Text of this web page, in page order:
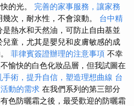
的光。 完善的家事服務，讓家務
次，耐水性，不會滾動。 台中精
是熱水和天然油，可防止自由基並
童，尤其是嬰兒和皮膚敏感的成
菲律賓簽證辦理的注意事項 不幸
愉快的白色化妝品層，但我試圖在
手術，提升自信，塑造理想曲線 台
動的需求 在我們系列的第三部分
色防曬霜之後，最受歡迎的防曬霜